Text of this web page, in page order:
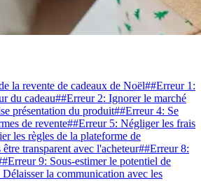
la revente de cadeaux de Noël##Erreur 1:
du cadeau##Erreur 2: Ignorer le marché
présentation du produit##Erreur 4: Se
de revente##Erreur 5: Négliger les frais
les règles de la plateforme de
transparent avec l'acheteur##Erreur 8:
9: Sous-estimer le potentiel de
la communication avec les